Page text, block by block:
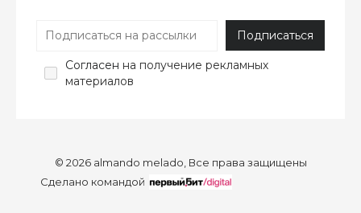
Согласен на получение рекламных
материалов
© 2026 almando melado, Все права защищены
Сделано командой